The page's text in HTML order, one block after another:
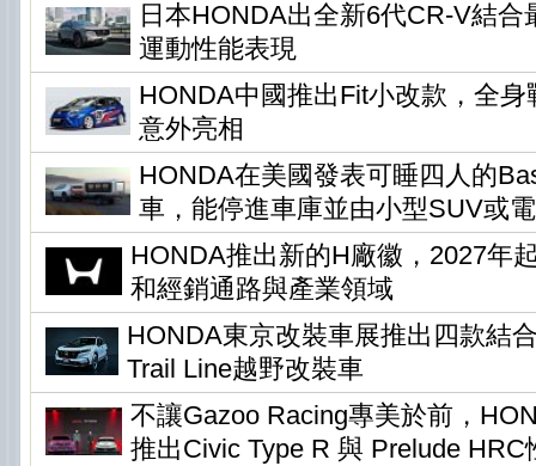
日本HONDA出全新6代CR-V結合
運動性能表現
HONDA中國推出Fit小改款，全
意外亮相
HONDA在美國發表可睡四人的
車，能停進車庫並由小型SUV或
HONDA推出新的H廠徽，2027年
和經銷通路與產業領域
HONDA東京改裝車展推出四款結
Trail Line越野改裝車
不讓Gazoo Racing專美於前，
推出Civic Type R 與 Prelude HRC